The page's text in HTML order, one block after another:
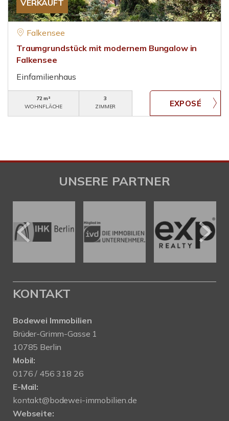
VERKAUFT
Falkensee
Traumgrundstück mit modernem Bungalow in
Falkensee
Einfamilienhaus
72 m²
WOHNFLÄCHE
3
ZIMMER
UNSERE PARTNER
KONTAKT
Bodewei Immobilien
Brüder-Grimm-Gasse 1
10785 Berlin
Mobil:
0176 / 456 318 26
E-Mail:
kontakt@bodewei-immobilien.de
Webseite: